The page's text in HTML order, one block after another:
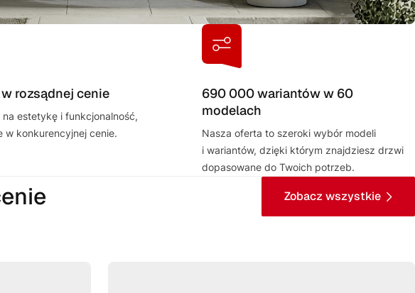
rozsądnej cenie
na estetykę i funkcjonalność,
w konkurencyjnej cenie.
690 000 wariantów w 60
modelach
Nasza oferta to szeroki wybór modeli
i wariantów, dzięki którym znajdziesz drzwi
dopasowane do Twoich potrzeb.
Zobacz wszystkie